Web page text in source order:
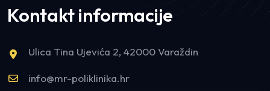
Kontakt informacije
Ulica Tina Ujevića 2, 42000 Varaždin
info@mr-poliklinika.hr